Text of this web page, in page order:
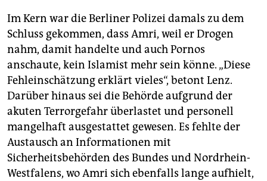
Im Kern war die Berliner Polizei damals zu dem
Schluss gekommen, dass Amri, weil er Drogen
nahm, damit handelte und auch Pornos
anschaute, kein Islamist mehr sein könne. „Diese
Fehleinschätzung erklärt vieles“, betont Lenz.
Darüber hinaus sei die Behörde aufgrund der
akuten Terrorgefahr überlastet und personell
mangelhaft ausgestattet gewesen. Es fehlte der
Austausch an Informationen mit
Sicherheitsbehörden des Bundes und Nordrhein-
Westfalens, wo Amri sich ebenfalls lange aufhielt,